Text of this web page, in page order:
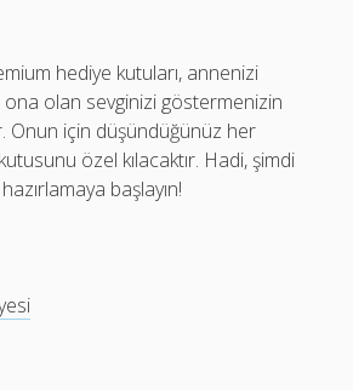
hediye kutuları, annenizi
olan sevginizi göstermenizin
Onun için düşündüğünüz her
özel kılacaktır. Hadi, şimdi
başlayın!